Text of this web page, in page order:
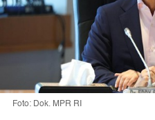
Foto: Dok. MPR RI